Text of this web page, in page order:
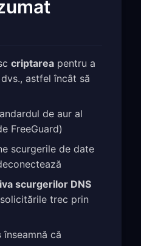
criptarea pentru a
astfel încât să
de aur al
FreeGuard)
scurgerile de date
scurgerilor DNS
trec prin
înseamnă că